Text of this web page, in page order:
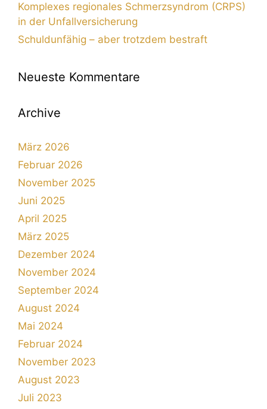
Komplexes regionales Schmerzsyndrom (CRPS)
in der Unfallversicherung
Schuldunfähig – aber trotzdem bestraft
Neueste Kommentare
Archive
März 2026
Februar 2026
November 2025
Juni 2025
April 2025
März 2025
Dezember 2024
November 2024
September 2024
August 2024
Mai 2024
Februar 2024
November 2023
August 2023
Juli 2023